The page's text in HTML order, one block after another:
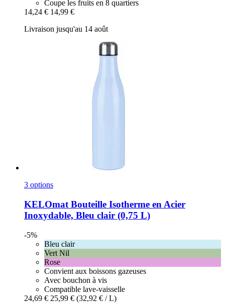
Coupe les fruits en 8 quartiers
14,24 € 14,99 €
Livraison jusqu'au 14 août
3 options
KELOmat Bouteille Isotherme en Acier
Inoxydable, Bleu clair (0,75 L)
-5%
Bleu clair
Vert Nil
Rose
Convient aux boissons gazeuses
Avec bouchon à vis
Compatible lave-vaisselle
24,69 € 25,99 € (32,92 € / L)